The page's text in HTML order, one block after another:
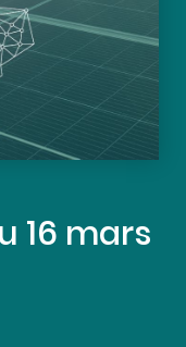
16 mars